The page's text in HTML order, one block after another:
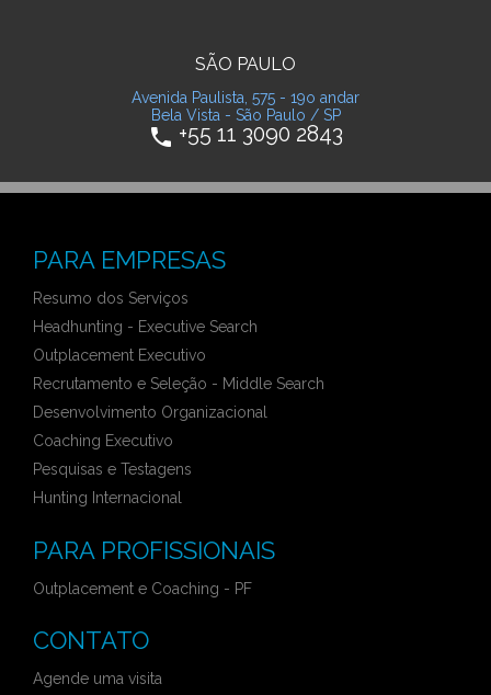
SÃO PAULO
Avenida Paulista, 575 - 19o andar
Bela Vista - São Paulo / SP
phone +55 11 3090 2843
PARA EMPRESAS
Resumo dos Serviços
Headhunting - Executive Search
Outplacement Executivo
Recrutamento e Seleção - Middle Search
Desenvolvimento Organizacional
Coaching Executivo
Pesquisas e Testagens
Hunting Internacional
PARA PROFISSIONAIS
Outplacement e Coaching - PF
CONTATO
Agende uma visita